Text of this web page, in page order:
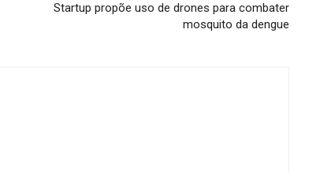
Startup propõe uso de drones para combater
mosquito da dengue